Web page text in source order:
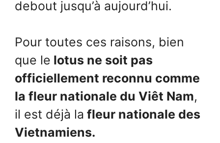
debout jusqu’à aujourd’hui.
Pour toutes ces raisons, bien
que le lotus ne soit pas
officiellement reconnu comme
la fleur nationale du Viêt Nam,
il est déjà la fleur nationale des
Vietnamiens.